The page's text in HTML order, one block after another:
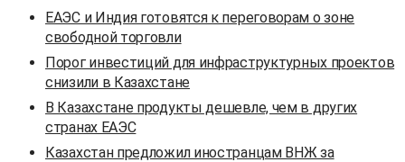
ЕАЭС и Индия готовятся к переговорам о зоне
свободной торговли
Порог инвестиций для инфраструктурных проектов
снизили в Казахстане
В Казахстане продукты дешевле, чем в других
странах ЕАЭС
Казахстан предложил иностранцам ВНЖ за